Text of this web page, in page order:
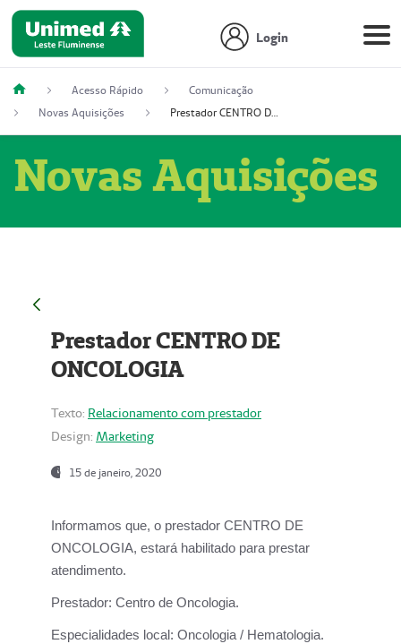
Login
Acesso Rápido
Comunicação
Novas Aquisições
Prestador CENTRO DE ONCOLOGIA
Novas Aquisições
Prestador CENTRO DE
ONCOLOGIA
Texto: Relacionamento com prestador
Design: Marketing
15 de janeiro, 2020
Informamos que, o prestador CENTRO DE
ONCOLOGIA, estará habilitado para prestar
atendimento.
Prestador: Centro de Oncologia.
Especialidades local: Oncologia / Hematologia.